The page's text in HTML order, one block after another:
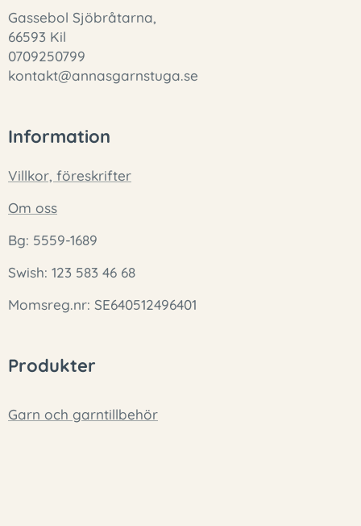
Gassebol Sjöbråtarna,
66593 Kil
0709250799
kontakt@annasgarnstuga.se
Information
Villkor, föreskrifter
Om oss
Bg: 5559-1689
Swish: 123 583 46 68
Momsreg.nr: SE640512496401
Produkter
Garn och garntillbehör